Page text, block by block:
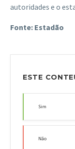
autoridades e o
Fonte: Estadão
ESTE
Sim
Não